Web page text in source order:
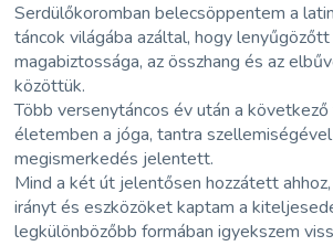
Serdülőkoromban belecsöppentem a
táncok világába azáltal, hogy
magabiztossága, az összhang és az
közöttük.
Több versenytáncos év után a
életemben a jóga, tantra
megismerkedés jelentett.
Mind a két út jelentősen hozzátett
irányt és eszközöket kaptam a
legkülönbözőbb formában igyekszem